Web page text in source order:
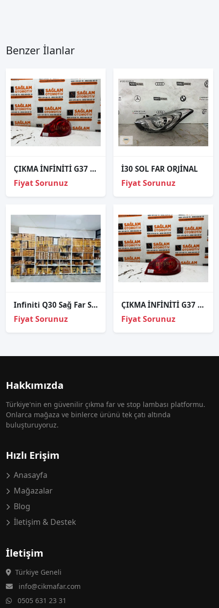
Benzer İlanlar
ÇIKMA İNFİNİTİ G37 SAĞ ARKA STOP
Fiyat Sorunuz
İ30 SOL FAR ORJİNAL
Fiyat Sorunuz
Infiniti Q30 Sağ Far Sinyal ve Gündüz Led Modülü Kartı B010391-B
Fiyat Sorunuz
ÇIKMA İNFİNİTİ G37 SAĞ ARKA STOP
Fiyat Sorunuz
Hakkımızda
Türkiye'nin en güvenilir çıkma far ve stop lambası platformu.
Onlarca mağaza ve binlerce ürünü tek çatı altında
buluşturuyoruz.
Hızlı Erişim
Anasayfa
Mağazalar
Blog
İletişim & Destek
İletişim
Türkiye Geneli
info@cikmafar.com
0505 631 23 31